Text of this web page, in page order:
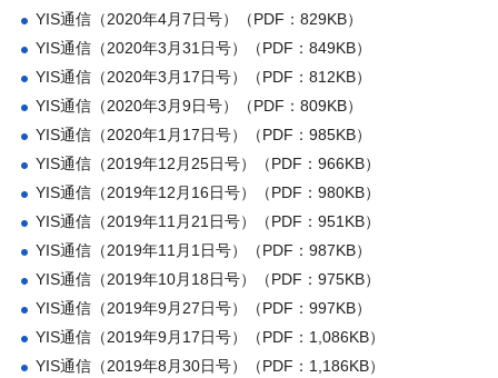
YIS通信（2020年4月7日号）（PDF：829KB）
YIS通信（2020年3月31日号）（PDF：849KB）
YIS通信（2020年3月17日号）（PDF：812KB）
YIS通信（2020年3月9日号）（PDF：809KB）
YIS通信（2020年1月17日号）（PDF：985KB）
YIS通信（2019年12月25日号）（PDF：966KB）
YIS通信（2019年12月16日号）（PDF：980KB）
YIS通信（2019年11月21日号）（PDF：951KB）
YIS通信（2019年11月1日号）（PDF：987KB）
YIS通信（2019年10月18日号）（PDF：975KB）
YIS通信（2019年9月27日号）（PDF：997KB）
YIS通信（2019年9月17日号）（PDF：1,086KB）
YIS通信（2019年8月30日号）（PDF：1,186KB）